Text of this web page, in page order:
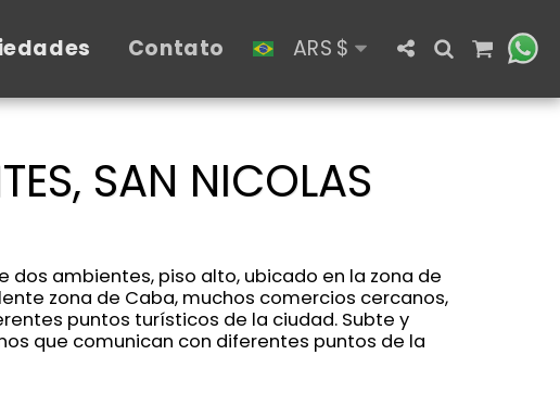
Contato ARS $
SAN NICOLAS
dos ambientes, piso alto, ubicado en la zona de
zona de Caba, muchos comercios cercanos,
puntos turísticos de la ciudad. Subte y
que comunican con diferentes puntos de la